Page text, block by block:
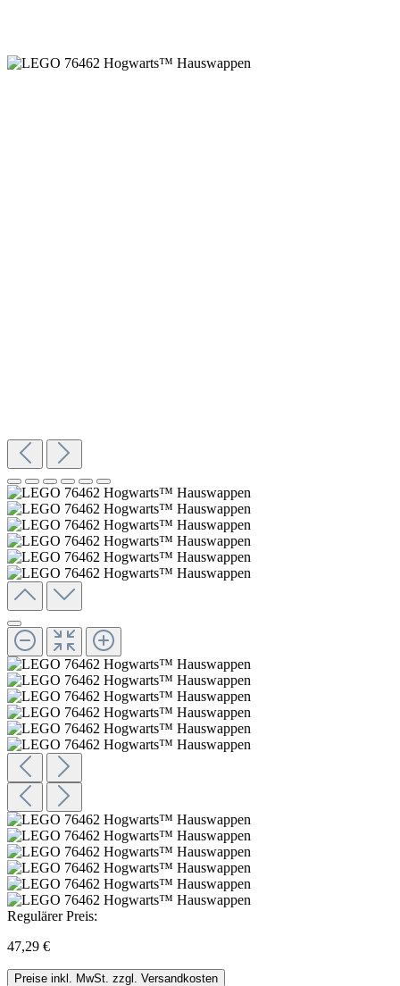
Regulärer Preis:
47,29 €
Preise inkl. MwSt. zzgl. Versandkosten